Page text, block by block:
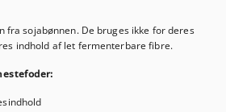
fra sojabønnen. De bruges ikke for deres
indhold af let fermenterbare fibre.